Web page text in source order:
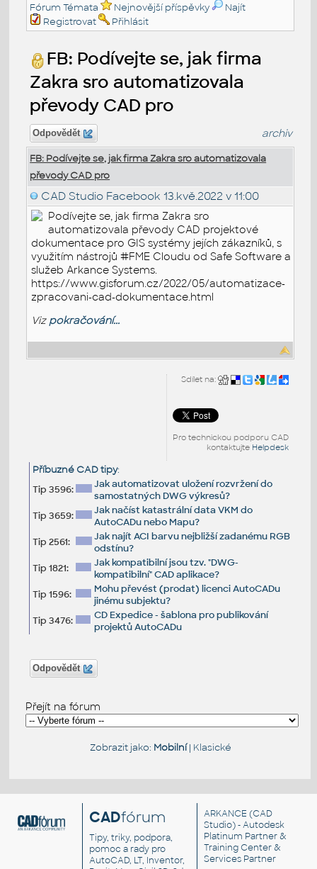
Fórum Témata
Nejnovější příspěvky
Najít
Registrovat
Přihlásit
FB: Podívejte se, jak firma
Zakra sro automatizovala
převody CAD pro
Odpovědět archiv
FB: Podívejte se, jak firma Zakra sro automatizovala
převody CAD pro
CAD Studio Facebook 13.kvě.2022 v 11:00
Podívejte se, jak firma Zakra sro
automatizovala převody CAD projektové
dokumentace pro GIS systémy jejích zákazníků, s
využitím nástrojů #FME Cloudu od Safe Software a
služeb Arkance Systems.
https://www.gisforum.cz/2022/05/automatizace-
zpracovani-cad-dokumentace.html
Viz pokračování...
Sdílet na:
Pro technickou podporu CAD
kontaktujte Helpdesk
Příbuzné CAD tipy:
Tip 3596:
Jak automatizovat uložení rozvržení do
samostatných DWG výkresů?
Tip 3659:
Jak načíst katastrální data VKM do
AutoCADu nebo Mapu?
Tip 2561:
Jak najít ACI barvu nejbližší zadanému RGB
odstínu?
Tip 1821:
Jak kompatibilní jsou tzv. "DWG-
kompatibilní" CAD aplikace?
Tip 1596:
Mohu převést (prodat) licenci AutoCADu
jinému subjektu?
Tip 3476:
CD Expedice - šablona pro publikování
projektů AutoCADu
Odpovědět
Přejít na fórum
Zobrazit jako: Mobilní| Klasické
CADfórum
Tipy, triky, podpora,
pomoc a rady pro
AutoCAD, LT, Inventor,
ARKANCE (CAD
Studio) - Autodesk
Platinum Partner &
Training Center &
Services Partner